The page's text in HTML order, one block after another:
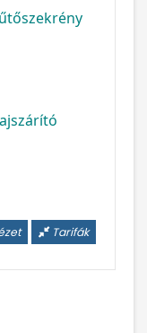
Tarifák